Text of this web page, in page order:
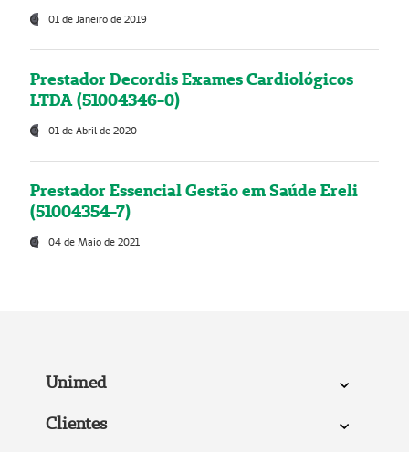
01 de Janeiro de 2019
Prestador Decordis Exames Cardiológicos
LTDA (51004346-0)
01 de Abril de 2020
Prestador Essencial Gestão em Saúde Ereli
(51004354-7)
04 de Maio de 2021
Unimed
Clientes